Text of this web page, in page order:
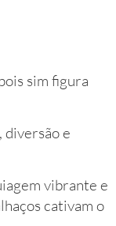
sim figura
diversão e
vibrante e
cativam o